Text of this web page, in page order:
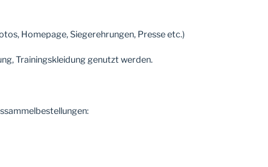
Homepage, Siegerehrungen, Presse etc.)
Trainingskleidung genutzt werden.